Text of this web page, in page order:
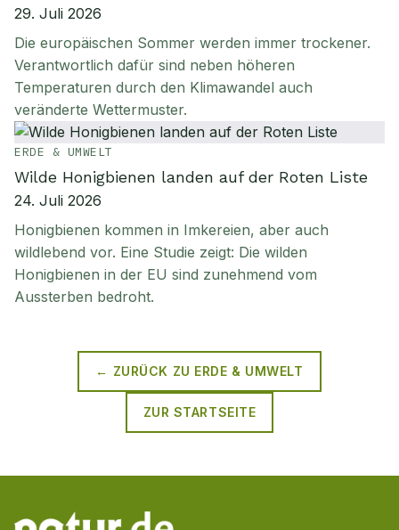
29. Juli 2026
Die europäischen Sommer werden immer trockener.
Verantwortlich dafür sind neben höheren
Temperaturen durch den Klimawandel auch
veränderte Wettermuster.
ERDE & UMWELT
Wilde Honigbienen landen auf der Roten Liste
24. Juli 2026
Honigbienen kommen in Imkereien, aber auch
wildlebend vor. Eine Studie zeigt: Die wilden
Honigbienen in der EU sind zunehmend vom
Aussterben bedroht.
← ZURÜCK ZU ERDE & UMWELT
ZUR STARTSEITE